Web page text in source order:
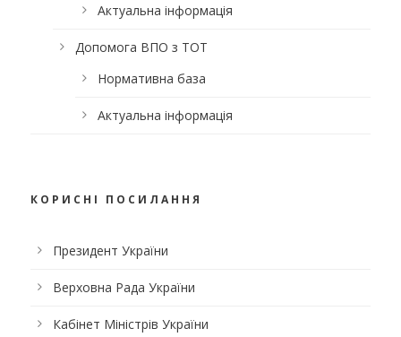
Актуальна інформація
Допомога ВПО з ТОТ
Нормативна база
Актуальна інформація
КОРИСНІ ПОСИЛАННЯ
Президент України
Верховна Рада України
Кабінет Міністрів України